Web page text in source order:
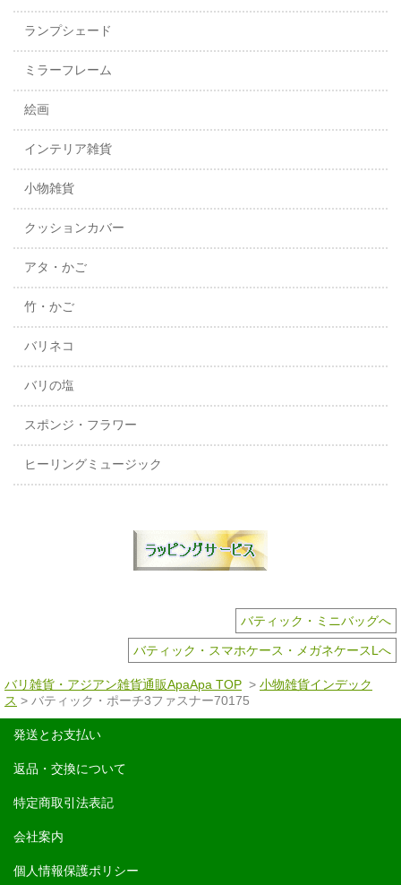
ランプシェード
ミラーフレーム
絵画
インテリア雑貨
小物雑貨
クッションカバー
アタ・かご
竹・かご
バリネコ
バリの塩
スポンジ・フラワー
ヒーリングミュージック
バティック・ミニバッグへ
バティック・スマホケース・メガネケースLへ
バリ雑貨・アジアン雑貨通販ApaApa TOP > 小物雑貨インデック
ス > バティック・ポーチ3ファスナー70175
発送とお支払い
返品・交換について
特定商取引法表記
会社案内
個人情報保護ポリシー